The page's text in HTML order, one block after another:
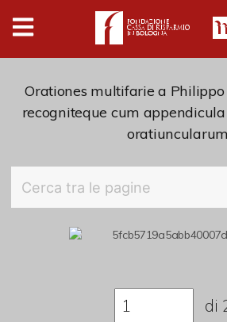
Digital
Humanities
Donazioni
Collezioni
Arti Applicate
Orationes multifarie a
recogniteque cum
oratiuncularum
di